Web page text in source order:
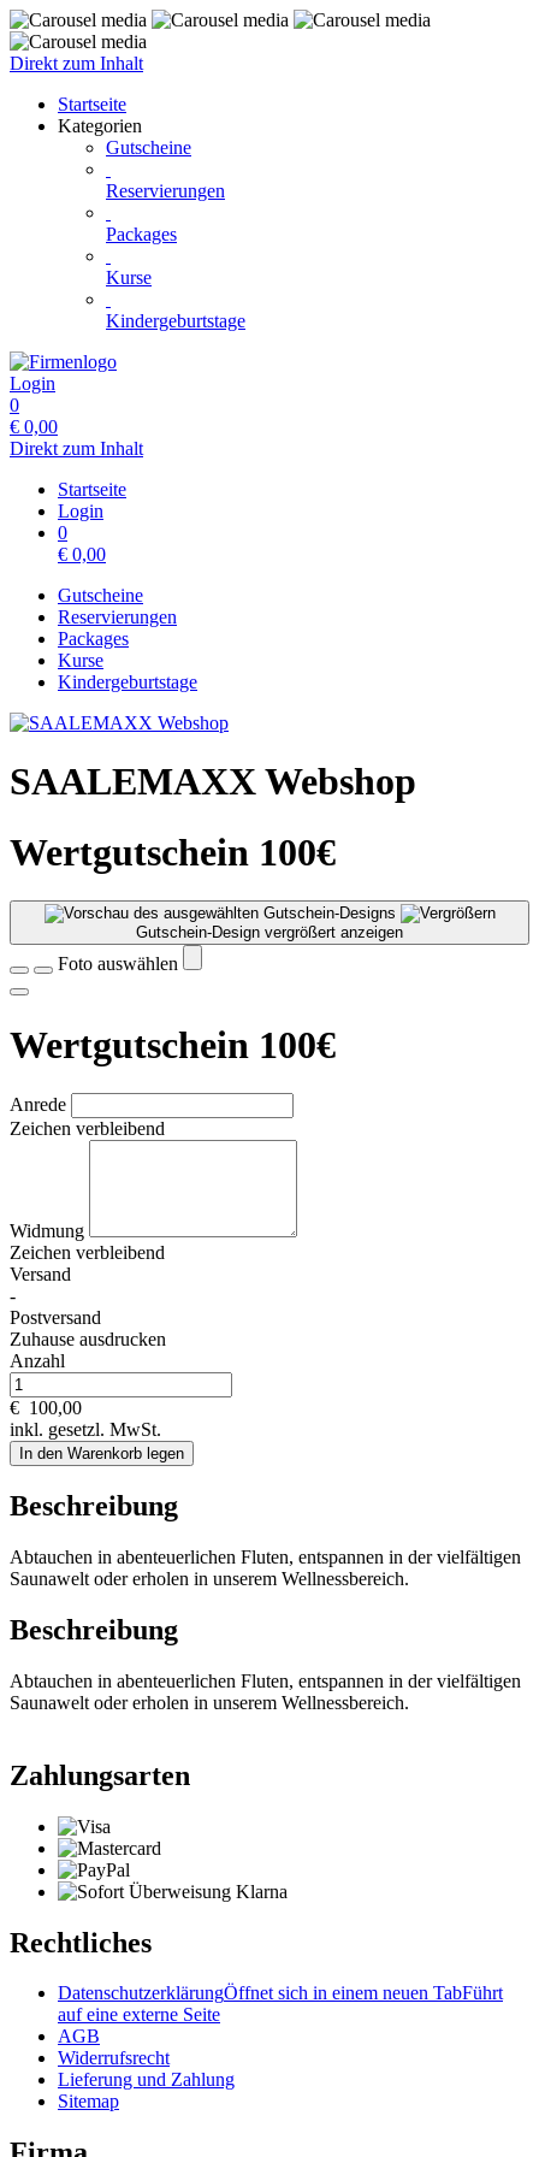
Direkt zum Inhalt
Startseite
Kategorien
Gutscheine
Reservierungen
Packages
Kurse
Kindergeburtstage
Login
0
€ 0,00
Direkt zum Inhalt
Startseite
Login
0
€ 0,00
Gutscheine
Reservierungen
Packages
Kurse
Kindergeburtstage
SAALEMAXX Webshop
Wertgutschein 100€
Gutschein-Design vergrößert anzeigen
Foto auswählen
Wertgutschein 100€
Anrede
Zeichen verbleibend
Widmung
Zeichen verbleibend
Versand
-
Postversand
Zuhause ausdrucken
Anzahl
€ 100,00
inkl. gesetzl. MwSt.
In den Warenkorb legen
Beschreibung
Abtauchen in abenteuerlichen Fluten, entspannen in der vielfältigen
Saunawelt oder erholen in unserem Wellnessbereich.
Beschreibung
Abtauchen in abenteuerlichen Fluten, entspannen in der vielfältigen
Saunawelt oder erholen in unserem Wellnessbereich.
Zahlungsarten
Rechtliches
DatenschutzerklärungÖffnet sich in einem neuen TabFührt
auf eine externe Seite
AGB
Widerrufsrecht
Lieferung und Zahlung
Sitemap